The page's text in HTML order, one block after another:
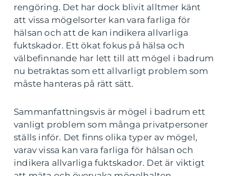
rengöring. Det har dock blivit alltmer känt
att vissa mögelsorter kan vara farliga för
hälsan och att de kan indikera allvarliga
fuktskador. Ett ökat fokus på hälsa och
välbefinnande har lett till att mögel i badrum
nu betraktas som ett allvarligt problem som
måste hanteras på rätt sätt.
Sammanfattningsvis är mögel i badrum ett
vanligt problem som många privatpersoner
ställs inför. Det finns olika typer av mögel,
varav vissa kan vara farliga för hälsan och
indikera allvarliga fuktskador. Det är viktigt